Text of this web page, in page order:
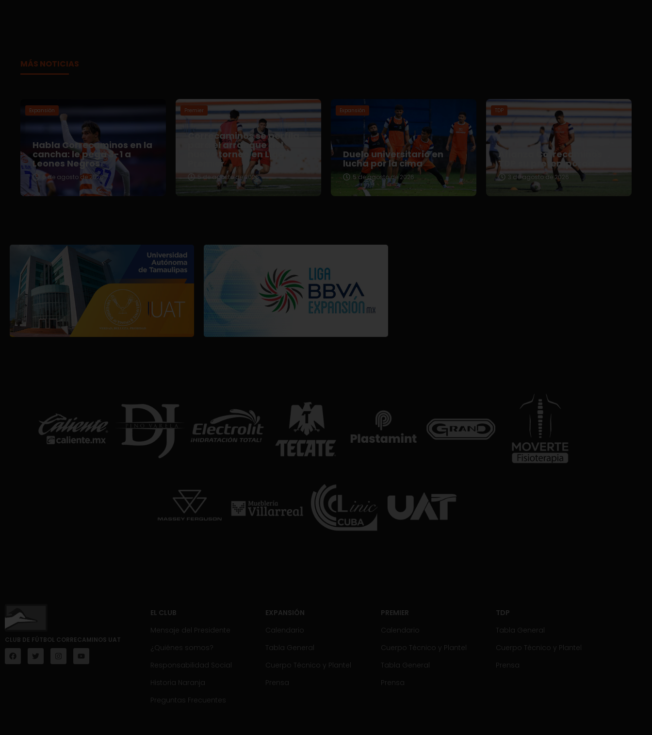
MÁS NOTICIAS
Expansión
Habla Correcaminos en la
cancha: le pega 3-1 a
Leones Negros
6 de agosto de 2026
Premier
Correcaminos se perfila
para el arranque del
nuevo torneo en Liga
Premier
5 de agosto de 2026
Expansión
Duelo universitario en
lucha por la cima
5 de agosto de 2026
TDP
Afianza Correcaminos
TDP su pretemporada
3 de agosto de 2026
CLUB DE FÚTBOL CORRECAMINOS UAT
EL CLUB
Mensaje del Presidente
¿Quiénes somos?
Responsabilidad Social
Historia Naranja
Preguntas Frecuentes
EXPANSIÓN
Calendario
Tabla General
Cuerpo Técnico y Plantel
Prensa
PREMIER
Calendario
Cuerpo Técnico y Plantel
Tabla General
Prensa
TDP
Tabla General
Cuerpo Técnico y Plantel
Prensa